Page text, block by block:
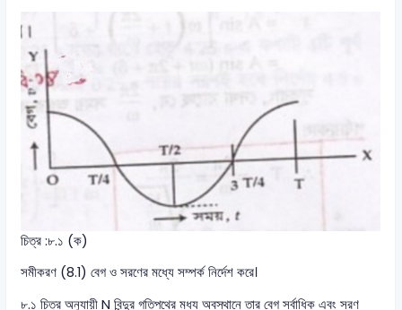
চিত্র :৮.১ (ক)
সমীকরণ (8.1) বেগ ও সরণের মধ্যে সম্পর্ক নির্দেশ করে।
৮.১ চিত্র অনুযায়ী N বিন্দুর গতিপথের মধ্য অবস্থানে তার বেগ সর্বাধিক এবং সরণ